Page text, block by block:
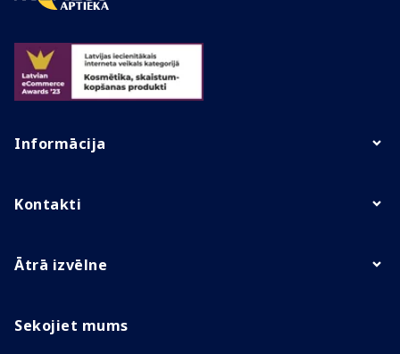
Informācija
Kontakti
Ātrā izvēlne
Sekojiet mums